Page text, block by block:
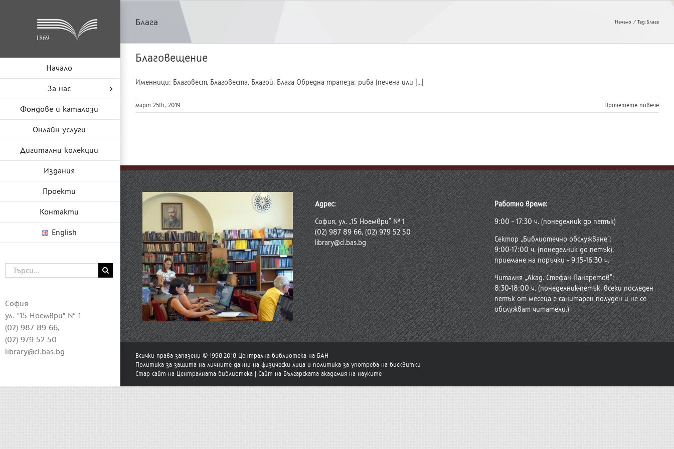
Начало
За нас
Фондове и каталози
Онлайн услуги
Дигитални колекции
Издания
Проекти
Контакти
English
София
ул. "15 Ноември" № 1
(02) 987 89 66,
(02) 979 52 50
library@cl.bas.bg
Търсене
...
Блага Начало Tag:Блага
Благовещение
Именници: Благовест, Благовеста, Благой, Блага Обредна трапеза: риба (печена или [...]
март 25th, 2019 Прочетете повече
Адрес:
София, ул. „15 Ноември“ № 1
(02) 987 89 66, (02) 979 52 50
library@cl.bas.bg
Работно време:
9:00 – 17:30 ч. (понеделник до петък)
Сектор „Библиотечно обслужване“:
9:00-17:00 ч. (понеделник до петък),
приемане на поръчки – 9:15-16:30 ч.
Читалня „Акад. Стефан Панаретов“:
8:30-18:00 ч. (понеделник-петък, всеки последен
петък от месеца е санитарен полуден и не се
обслужват читатели.)
Всички права запазени © 1998-2018 Централна библиотека на БАН
Политика за защита на личните данни на физически лица и политика за употреба на бисквитки
Стар сайт на Централната библиотека
Сайт на Българската академия на науките